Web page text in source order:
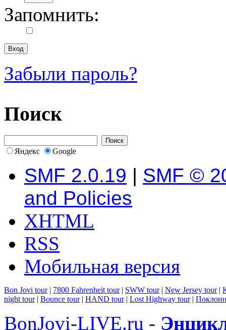
Запомнить:
Забыли пароль?
Поиск
Яндекс Google
SMF 2.0.19 | SMF ©
and Policies
XHTML
RSS
Мобильная версия
Bon Jovi tour| 7800 Fahrenheit tour| SWW tour| New Jersey tour|
night tour| Bounce tour| HAND tour| Lost Highway tour|
BonJovi-LIVE.ru -